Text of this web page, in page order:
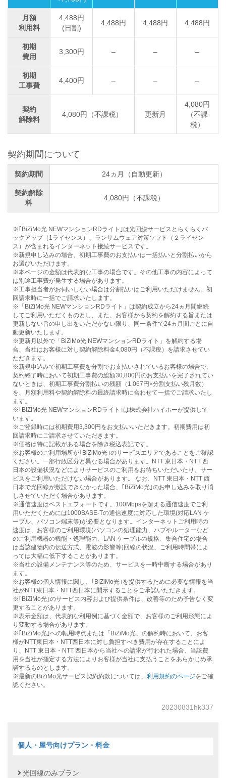
月額
利用料
4,488円
(日割)
4,488円 4,488円 4,488円
初期
費用
3,300円 – – –
初期
工事費
4,400円 – – –
契約
解除料
4,080円（不課税） 更新月
4,080円
（不課
税）
契約期間について
契約期間 24ヵ月（自動更新）
契約解除
料
4,080円（不課税）
※｢BiZiMo光 NEWマンションRDライト｣は光回線サービスとらくらくバ
ックアップ（1ライセンス）、ランサムウェア対策ソフト（２ライセン
ス）が含まれるインターネット接続サービスです。
※新規申し込みの場合、初期工事費のお支払いは一括払いと分割払いから
お選びいただけます。
※本ページの金額は代表的な工事の場合です。その他工事の内容によって
は別途工事費が発生する場合があります。
※工事担当者がお伺いしない場合は分割払いはご利用いただけません。初
回請求時に一括でご請求いたします。
※「BiZiMo光 NEWマンションRDライト」は契約成立から24ヵ月間継続
してご利用いただくものとし、また、お客様から契約を解約する旨または
更新しない旨の申し出をいただかない限り、同一条件で24ヵ月間ごとに自
動更新いたします。
※更新月以外で「BiZiMo光 NEWマンションRDライト」を解約する場
合、当社はお客様に対し契約解除料金4,080円（不課税）を請求させてい
ただきます。
※新規申込みで初期工事費を分割でお支払いされているお客様の場合で、
契約終了時において初期工事費の総額30,800円のお支払いを完了されてい
ないときは、初期工事費分割払いの残額（1,067円×分割支払い残月数）
を、月額利用料や契約解除料の最終請求時に合わせて一括でご請求いたし
ます。
※｢BiZiMo光 NEWマンションRDライト｣は株式会社ハイホーが提供して
います。
※ご登録時には初期費用3,300円をお支払いいただきます。初期費用は初
回請求時にご請求させていただきます。
※価格は特に記載がある場合を除き税込表記です。
※お客様のご利用場所が｢BiZiMo光｣のサービスエリアであることをご確認
ください。一部行政区分と異なる場合があります。NTT 東日本・NTT 西
日本の設備状況などによりサービスのご利用をお待ちいただいたり、サー
ビスをご利用いただけない場合があります。 なお、NTT 東日本・NTT 西
日本で光回線が敷設できなかった場合、｢BiZiMo光｣のお申し込みを取り消
しさせていただく場合があります。
※通信速度はベストエフォートです。100Mbpsを超える通信速度でご利
用いただくためには1000BASE-Tの通信速度に対応した環境(対応LAN ケ
ーブル、パソコン端末等)が必要となります。インターネットご利用時の
速度は、お客様のご利用環境(パソコンの処理能力、ハブやルーターなど
のご利用機器の機能・処理能力、LAN ケーブルの規格、集合住宅の場合
は当該建物内の伝送方式、電波の影響等)回線の状況、ご利用時間帯によ
っては大幅に低下することがあります。
※当社の設備メンテナンス等のため、サービスを一時中断する場合があり
ます。
※お客様の個人情報に関し、｢BiZiMo光｣を提供するために必要な情報を当
社がNTT東日本・NTT西日本に開示することをご承諾いただきます。
※｢BiZiMo光｣のサービス内容および提供条件は、改善等のため予告なく変
更することがあります。
※表示金額は、代表的な利用例に基づく金額で、お客様のご利用形態によ
り変動する場合があります。
※｢BiZiMo光｣への転用時点または「BiZiMo光」の解約時において、お客
様がNTT東日本・NTT西日本に対し負担すべき費用が存在することによ
り、NTT 東日本・NTT 西日本から当社への請求が行われた場合、当該費
用を当社が指定する方法によりお客様が当社に支払うことをあらかじめ承
諾するものとします。
※最新のBiZiMo光サービス契約約款については、 利用規約のページをご確
認ください。
20230831hk337
個人・屋号向けプラン・料金
光回線のみプラン